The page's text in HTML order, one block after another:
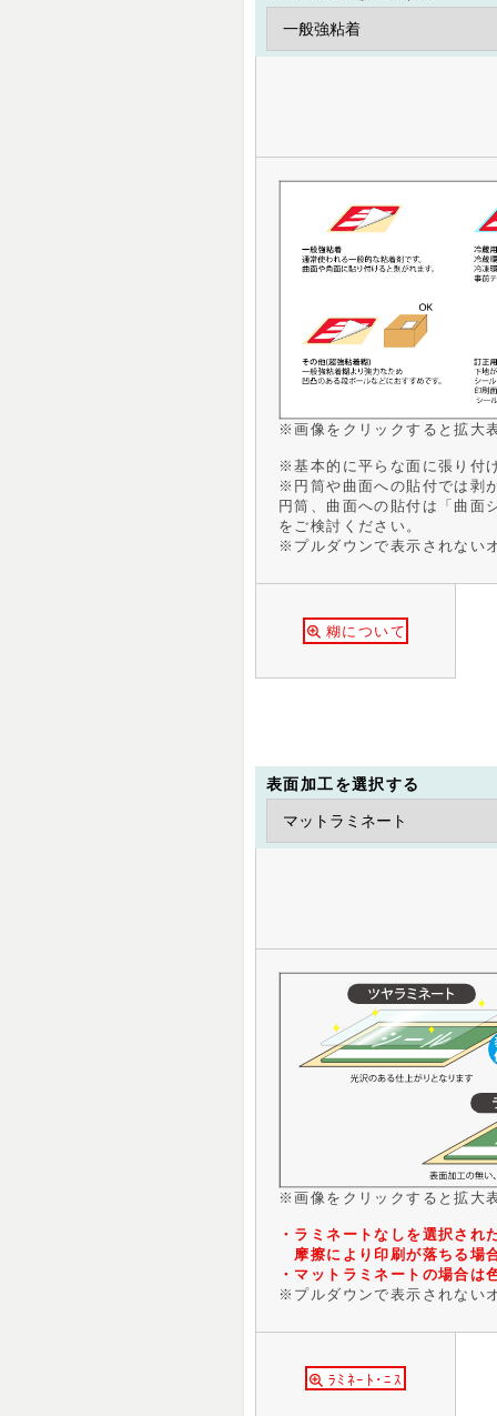
※画像をクリックすると拡大
※基本的に平らな面に張り付
※円筒や曲面への貼付では剥
円筒、曲面への貼付は「曲面
をご検討ください。
※プルダウンで表示されない
糊について
表面加工を選択する
※画像をクリックすると拡大
・ラミネートなしを選択され
摩擦により印刷が落ちる場
・マットラミネートの場合は
※プルダウンで表示されない
ﾗﾐﾈｰﾄ･ﾆｽ